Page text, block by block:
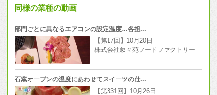
同様の業種の動画
部門ごとに異なるエアコンの設定温度…各担...
【第17回】10月20日
株式会社叙々苑フードファクトリー
石窯オーブンの温度にあわせてスイーツの仕...
【第331回】10月26日